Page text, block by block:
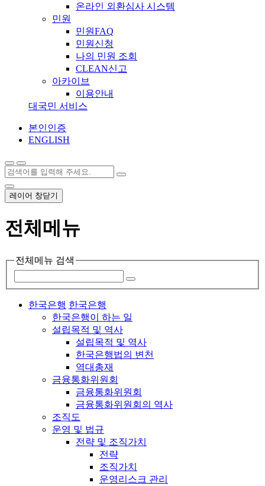
온라인 외환심사 시스템
민원
민원FAQ
민원신청
나의 민원 조회
CLEAN신고
아카이브
이용안내
대국민 서비스
본인인증
ENGLISH
레이어 창닫기
전체메뉴
전체메뉴 검색
한국은행 한국은행
한국은행이 하는 일
설립목적 및 역사
설립목적 및 역사
한국은행법의 변천
역대총재
금융통화위원회
금융통화위원회
금융통화위원회의 역사
조직도
운영 및 법규
전략 및 조직가치
전략
조직가치
운영리스크 관리